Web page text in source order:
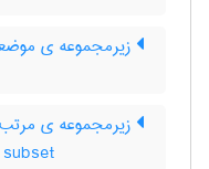
زیرمجموعه ی
زیرمجموعه ی